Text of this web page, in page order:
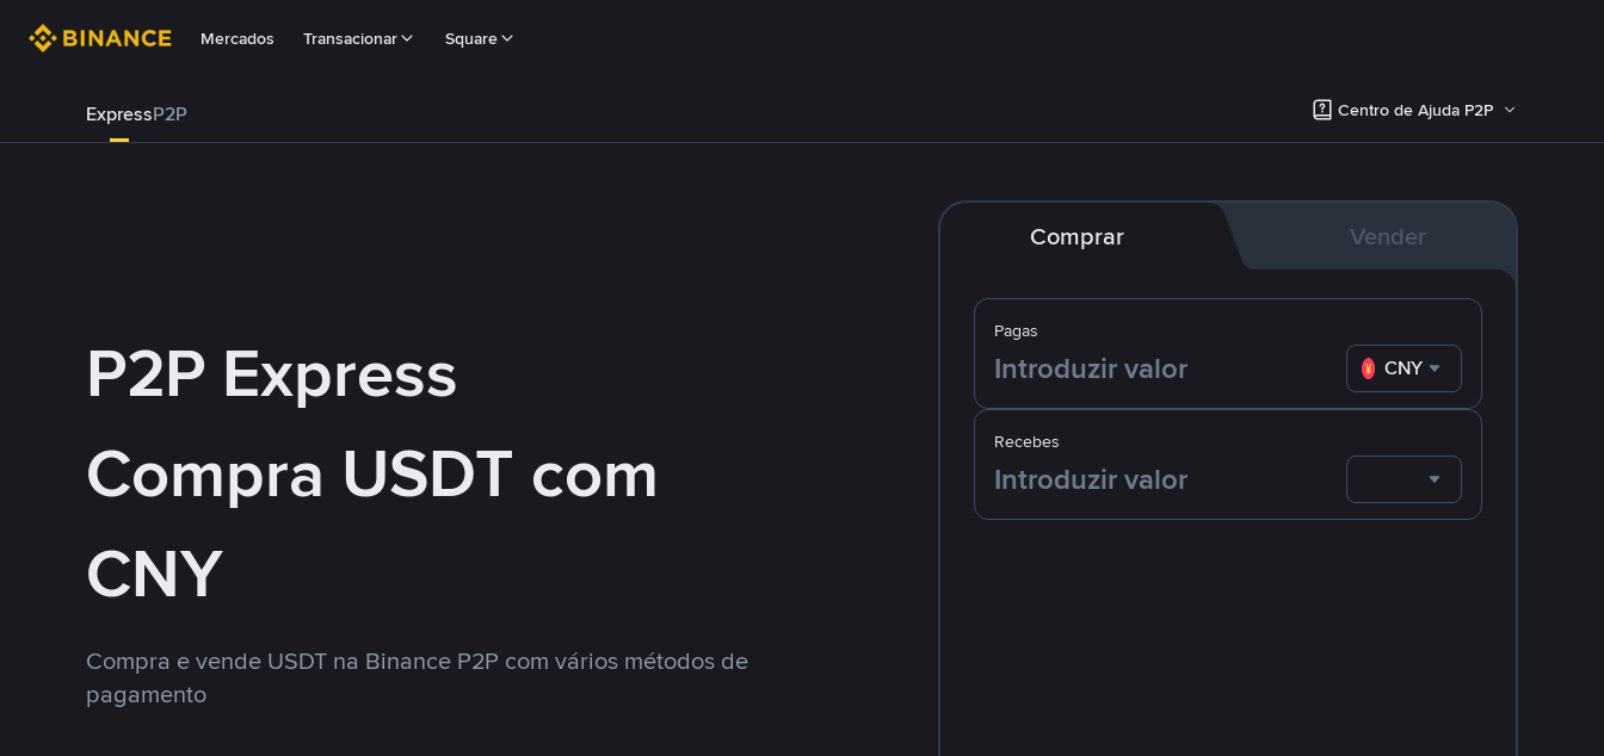
Mercados Transacionar Square
ExpressP2P Centro de Ajuda P2P
P2P Express
Compra USDT com
CNY
Compra e vende USDT na Binance P2P com vários métodos de
pagamento
Comprar Vender
Pagas
CNY
Recebes